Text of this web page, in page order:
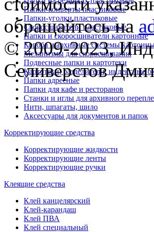
Папки-конверты пластиковые
Папки-уголки пластиковые
Скоросшиватели пластиковые
Папки и скоросшиватели картонные
Короба и архивные системы
Механизмы для скоросшивания
Подвесные папки и картотеки
Картотеки, разделители, индексные
Папки адресные
Папки для кафе и ресторанов
Станки и иглы для архивного
Нити, шпагаты, шило
Аксессуары для документов и папок
Корректирующие средства
Корректирующие жидкости
Корректирующие ленты
Корректирующие ручки
Клеящие средства
Клей канцелярский
Клей-карандаш
Клей ПВА
Клей специальный
обращайтесь на
© 2009-2023,
Селиверстов